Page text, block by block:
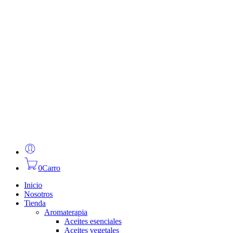
0Carro
Inicio
Nosotros
Tienda
Aromaterapia
Aceites esenciales
Aceites vegetales